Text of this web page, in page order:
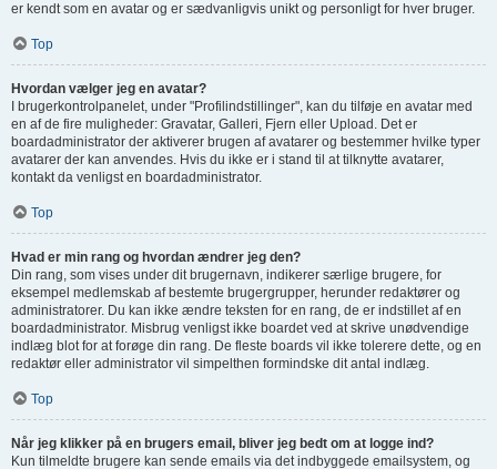
er kendt som en avatar og er sædvanligvis unikt og personligt for hver bruger.
Top
Hvordan vælger jeg en avatar?
I brugerkontrolpanelet, under "Profilindstillinger", kan du tilføje en avatar med
en af de fire muligheder: Gravatar, Galleri, Fjern eller Upload. Det er
boardadministrator der aktiverer brugen af avatarer og bestemmer hvilke typer
avatarer der kan anvendes. Hvis du ikke er i stand til at tilknytte avatarer,
kontakt da venligst en boardadministrator.
Top
Hvad er min rang og hvordan ændrer jeg den?
Din rang, som vises under dit brugernavn, indikerer særlige brugere, for
eksempel medlemskab af bestemte brugergrupper, herunder redaktører og
administratorer. Du kan ikke ændre teksten for en rang, de er indstillet af en
boardadministrator. Misbrug venligst ikke boardet ved at skrive unødvendige
indlæg blot for at forøge din rang. De fleste boards vil ikke tolerere dette, og en
redaktør eller administrator vil simpelthen formindske dit antal indlæg.
Top
Når jeg klikker på en brugers email, bliver jeg bedt om at logge ind?
Kun tilmeldte brugere kan sende emails via det indbyggede emailsystem, og